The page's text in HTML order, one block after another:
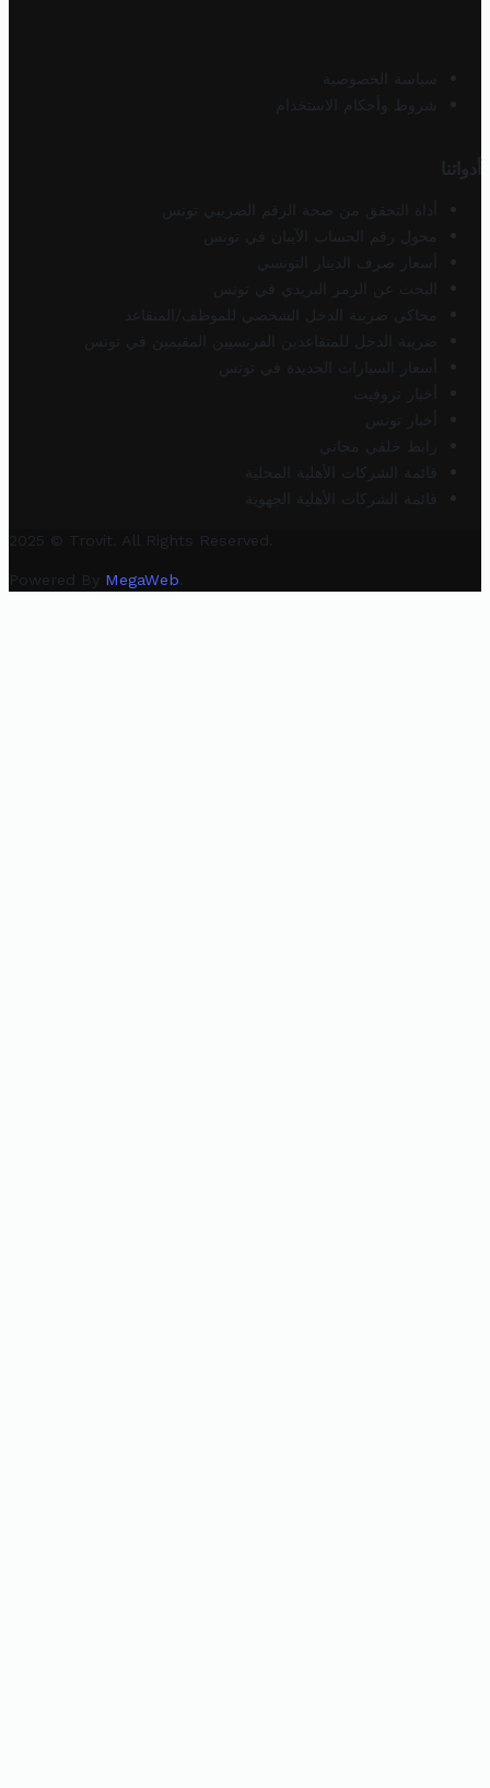
سياسة الخصوصية
شروط وأحكام الاستخدام
أدواتنا
أداة التحقق من صحة الرقم الضريبي تونس
محول رقم الحساب الآيبان في تونس
أسعار صرف الدينار التونسي
البحث عن الرمز البريدي في تونس
محاكي ضريبة الدخل الشخصي للموظف/المتقاعد
ضريبة الدخل للمتقاعدين الفرنسيين المقيمين في تونس
أسعار السيارات الجديدة في تونس
أخبار تروفيت
أخبار تونس
رابط خلفي مجاني
قائمة الشركات الأهلية المحلية
قائمة الشركات الأهلية الجهوية
2025 © Trovit. All Rights Reserved.
Powered By MegaWeb